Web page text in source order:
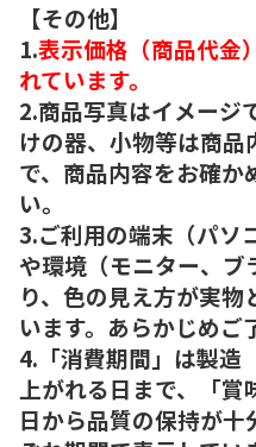
【その他】
1.表示価格（商品代金
れています。
2.商品写真はイメージ
けの器、小物等は商品
で、商品内容をお確か
い。
3.ご利用の端末（パソ
や環境（モニター、ブ
り、色の見え方が実
います。あらかじめご
4.「消費期間」は製造
上がれる日まで、「賞
日から品質の保持が